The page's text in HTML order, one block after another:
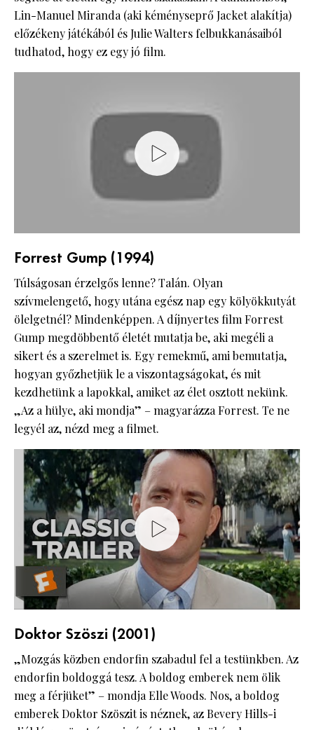
Lin-Manuel Miranda (aki kéményseprő Jacket alakítja)
előzékeny játékából és Julie Walters felbukkanásaiból
tudhatod, hogy ez egy jó film.
Forrest Gump (1994)
Túlságosan érzelgős lenne? Talán. Olyan
szívmelengető, hogy utána egész nap egy kölyökkutyát
ölelgetnél? Mindenképpen. A díjnyertes film Forrest
Gump megdöbbentő életét mutatja be, aki megéli a
sikert és a szerelmet is. Egy remekmű, ami bemutatja,
hogyan győzhetjük le a viszontagságokat, és mit
kezdhetünk a lapokkal, amiket az élet osztott nekünk.
„Az a hülye, aki mondja” – magyarázza Forrest. Te ne
legyél az, nézd meg a filmet.
Doktor Szöszi (2001)
„Mozgás közben endorfin szabadul fel a testünkben. Az
endorfin boldoggá tesz. A boldog emberek nem ölik
meg a férjüket” – mondja Elle Woods. Nos, a boldog
emberek Doktor Szöszit is néznek, az Bevery Hills-i